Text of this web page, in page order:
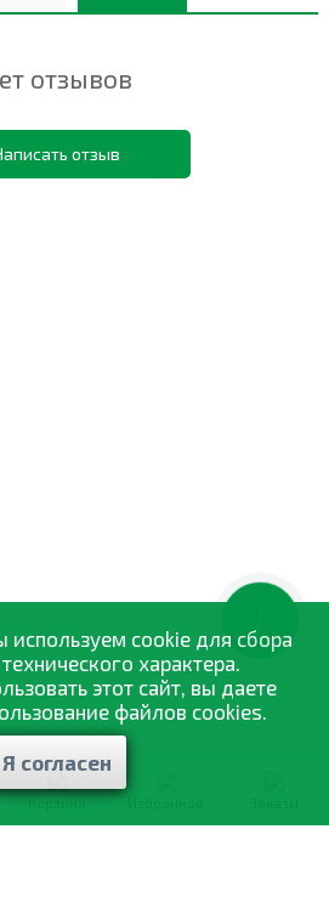
отзывов
отзыв
Корзина
cookie для сбора
характера.
этот сайт, вы даете
файлов cookies.
Я согласен